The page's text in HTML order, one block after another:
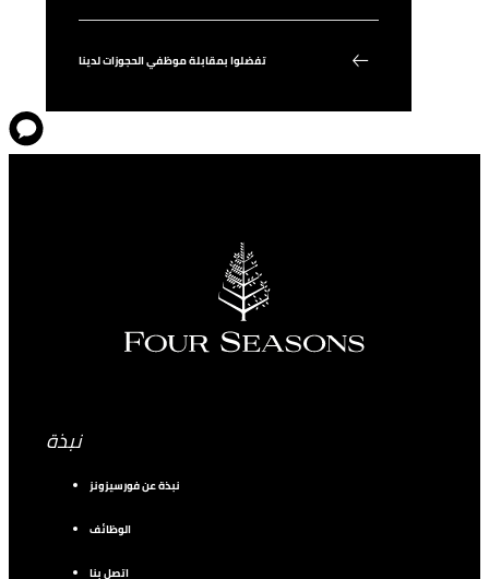
تفضلوا بمقابلة موظفي الحجوزات لدينا
نبذة
نبذة عن فورسيزونز
الوظائف
اتصل بنا